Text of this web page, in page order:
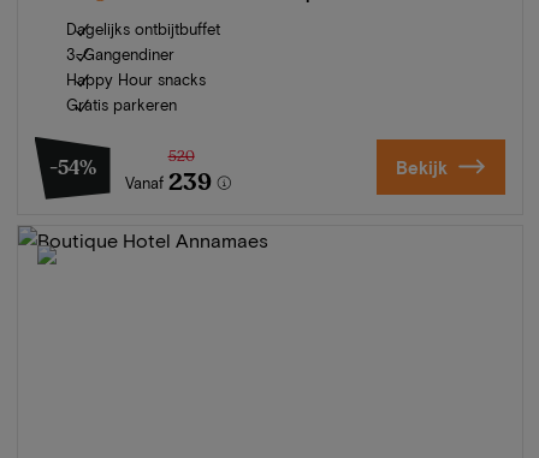
Dagelijks ontbijtbuffet
3-Gangendiner
Happy Hour snacks
Gratis parkeren
-54%
Vanaf
520
239 Bekijk